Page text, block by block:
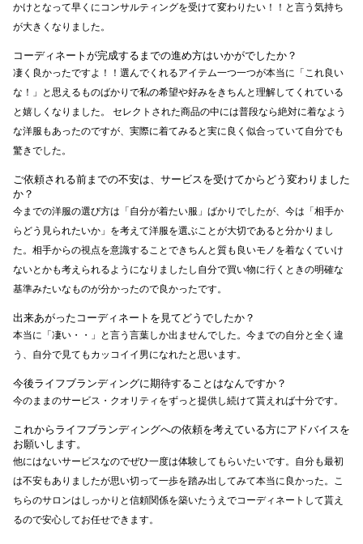
かけとなって早くにコンサルティングを受けて変わりたい！！と言う気持ち
が大きくなりました。
コーディネートが完成するまでの進め方はいかがでしたか？
凄く良かったですよ！！選んでくれるアイテム一つ一つが本当に「これ良い
な！」と思えるものばかりで私の希望や好みをきちんと理解してくれている
と嬉しくなりました。 セレクトされた商品の中には普段なら絶対に着なよう
な洋服もあったのですが、実際に着てみると実に良く似合っていて自分でも
驚きでした。
ご依頼される前までの不安は、サービスを受けてからどう変わりました
か？
今までの洋服の選び方は「自分が着たい服」ばかりでしたが、今は「相手か
らどう見られたいか」を考えて洋服を選ぶことが大切であると分かりまし
た。相手からの視点を意識することできちんと質も良いモノを着なくていけ
ないとかも考えられるようになりましたし自分で買い物に行くときの明確な
基準みたいなものが分かったので良かったです。
出来あがったコーディネートを見てどうでしたか？
本当に「凄い・・」と言う言葉しか出ませんでした。今までの自分と全く違
う、自分で見てもカッコイイ男になれたと思います。
今後ライフブランディングに期待することはなんですか？
今のままのサービス・クオリティをずっと提供し続けて貰えれば十分です。
これからライフブランディングへの依頼を考えている方にアドバイスを
お願いします。
他にはないサービスなのでぜひ一度は体験してもらいたいです。自分も最初
は不安もありましたが思い切って一歩を踏み出してみて本当に良かった。こ
ちらのサロンはしっかりと信頼関係を築いたうえでコーディネートして貰え
るので安心してお任せできます。